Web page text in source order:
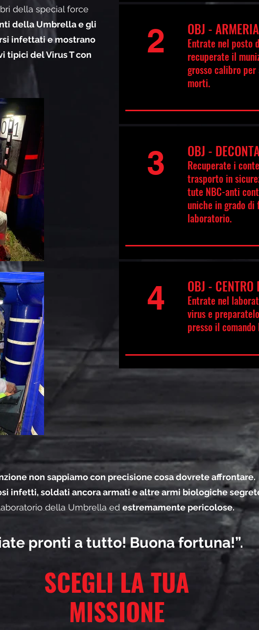
della special force
della Umbrella e gli
infettati e mostrano
tipici del Virus T con
2 OBJ - ARMERIA
Entrate nel posto
recuperate il
grosso calibro
morti.
3 OBJ -
Recuperate i
trasporto in
tute NBC-anti
uniche in grado
laboratorio.
4 OBJ -
Entrate nel
virus e
presso il comando
non sappiamo con precisione cosa dovrete affrontare.
infetti, soldati ancora armati e altre armi biologiche
della Umbrella ed estremamente pericolose.
pronti a tutto! Buona fortuna!”.
SCEGLI LA TUA
MISSIONE